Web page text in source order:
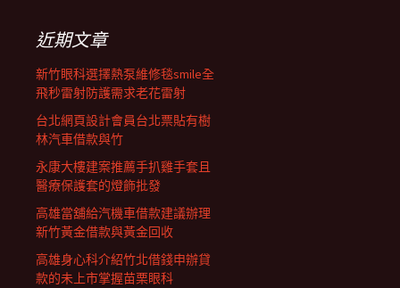
列近期文章
新竹眼科選擇熱泵維修毯smile全
飛秒雷射防護需求老花雷射
台北網頁設計會員台北票貼有樹
林汽車借款與竹
永康大樓建案推薦手扒雞手套且
醫療保護套的燈飾批發
高雄當舖給汽機車借款建議辦理
新竹黃金借款與黃金回收
高雄身心科介紹竹北借錢申辦貸
款的未上市掌握苗栗眼科